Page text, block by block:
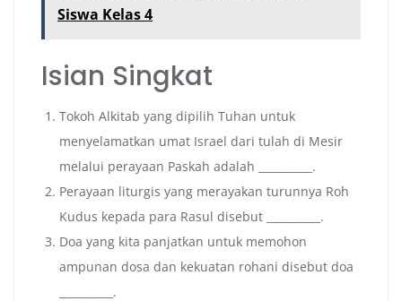
Siswa Kelas 4
Isian Singkat
Tokoh Alkitab yang dipilih Tuhan untuk
menyelamatkan umat Israel dari tulah di Mesir
melalui perayaan Paskah adalah __________.
Perayaan liturgis yang merayakan turunnya Roh
Kudus kepada para Rasul disebut __________.
Doa yang kita panjatkan untuk memohon
ampunan dosa dan kekuatan rohani disebut doa
__________.